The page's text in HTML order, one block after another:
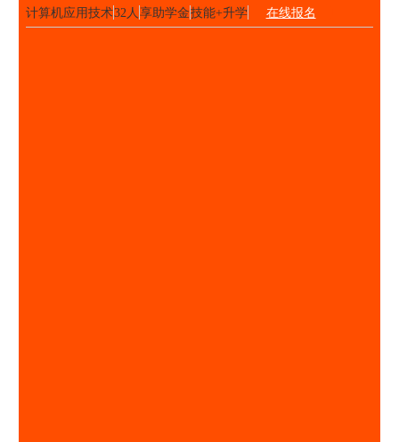
计算机应用技术32人 享助学金技能+升学 在线报名